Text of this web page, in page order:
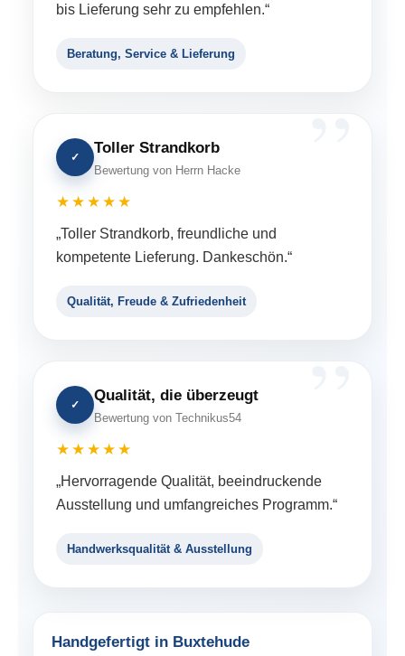
bis Lieferung sehr zu empfehlen.“
Beratung, Service & Lieferung
✓
Toller Strandkorb
Bewertung von Herrn Hacke
★★★★★
„Toller Strandkorb, freundliche und
kompetente Lieferung. Dankeschön.“
Qualität, Freude & Zufriedenheit
✓
Qualität, die überzeugt
Bewertung von Technikus54
★★★★★
„Hervorragende Qualität, beeindruckende
Ausstellung und umfangreiches Programm.“
Handwerksqualität & Ausstellung
Handgefertigt in Buxtehude